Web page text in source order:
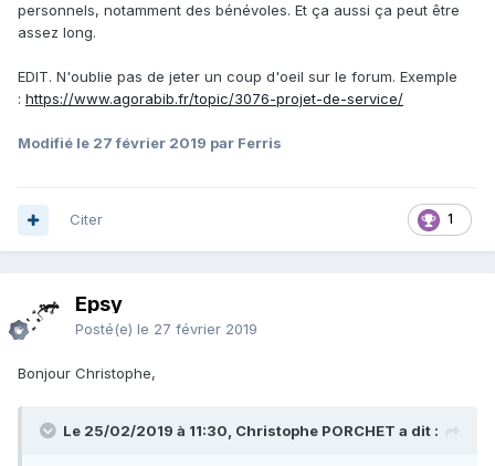
personnels, notamment des bénévoles. Et ça aussi ça peut être
assez long.
EDIT. N'oublie pas de jeter un coup d'oeil sur le forum. Exemple
: https://www.agorabib.fr/topic/3076-projet-de-service/
Modifié le 27 février 2019 par Ferris
1
Citer
Epsy
Posté(e) le 27 février 2019
Bonjour Christophe,
Le 25/02/2019 à 11:30, Christophe PORCHET a dit :